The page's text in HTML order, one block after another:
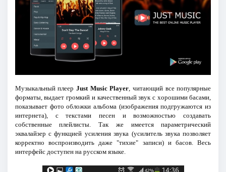
Музыкальный плеерJust Music Player , читающий все популярные
форматы, выдает громкий и качественный звук с хорошими басами,
показывает фото обложки альбома (изображения подгружаются из
интернета), с текстами песен и возможностью создавать
собственные плейлисты. Так же имеется параметрический
эквалайзер с функцией усиления звука (усилитель звука позволяет
корректно воспроизводить даже "тихие" записи) и басов. Весь
интерфейс доступен на русском языке.